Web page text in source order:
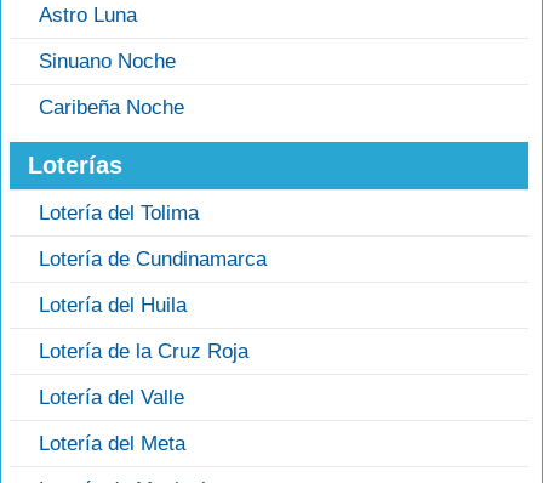
Astro Luna
Sinuano Noche
Caribeña Noche
Loterías
Lotería del Tolima
Lotería de Cundinamarca
Lotería del Huila
Lotería de la Cruz Roja
Lotería del Valle
Lotería del Meta